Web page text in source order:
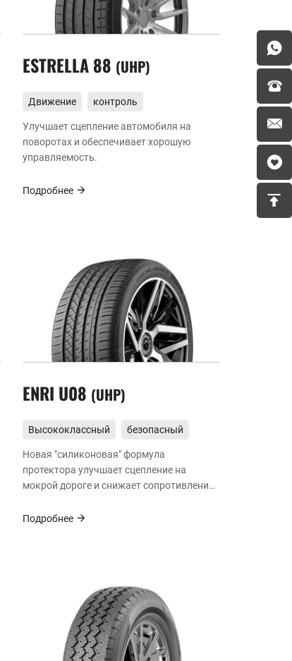
ESTRELLA 88 UHP
Движение
контроль
Улучшает сцепление автомобиля на
поворотах и обеспечивает хорошую
управляемость.
Подробнее
ENRI U08 UHP
Высококлассный
безопасный
эффективный опыт
Новая "силиконовая" формула
протектора улучшает сцепление на
мокрой дороге и снижает сопротивление
экономичной езды.
Подробнее